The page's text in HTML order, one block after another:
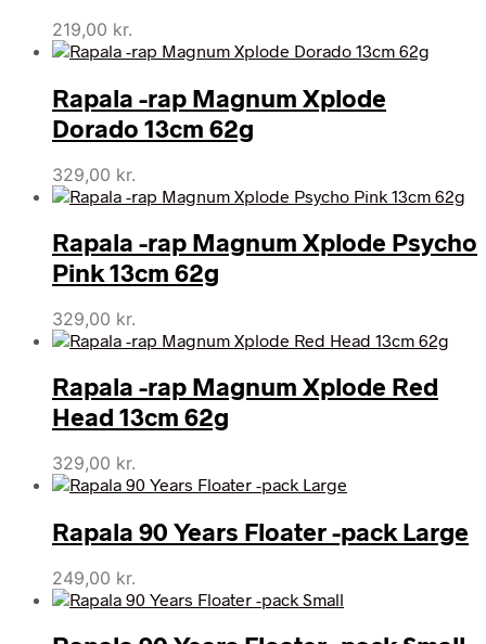
219,00 kr.
Rapala -rap Magnum Xplode
Dorado 13cm 62g
329,00 kr.
Rapala -rap Magnum Xplode Psycho
Pink 13cm 62g
329,00 kr.
Rapala -rap Magnum Xplode Red
Head 13cm 62g
329,00 kr.
Rapala 90 Years Floater -pack Large
249,00 kr.